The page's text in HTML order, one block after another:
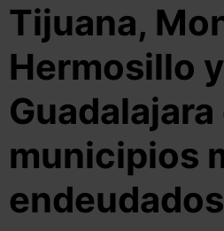
Tijuana,
Hermosillo y
municipios
endeudados